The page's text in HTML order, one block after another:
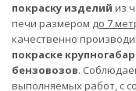
покраску изделий из
печи размером до 7
качественно
покраске
бензовозов.
выполняемых работ, с